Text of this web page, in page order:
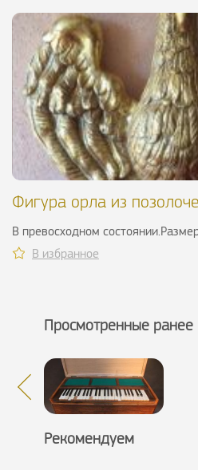
Фигура орла из
В превосходном
В избранное
Просмотренные ранее
Рекомендуем